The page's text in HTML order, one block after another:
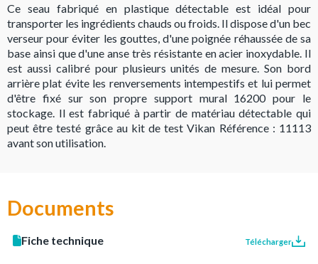
Ce seau fabriqué en plastique détectable est idéal pour
transporter les ingrédients chauds ou froids. Il dispose d'un bec
verseur pour éviter les gouttes, d'une poignée réhaussée de sa
base ainsi que d'une anse très résistante en acier inoxydable. Il
est aussi calibré pour plusieurs unités de mesure. Son bord
arrière plat évite les renversements intempestifs et lui permet
d'être fixé sur son propre support mural 16200 pour le
stockage. Il est fabriqué à partir de matériau détectable qui
peut être testé grâce au kit de test Vikan Référence : 11113
avant son utilisation.
Documents
Fiche technique Télécharger